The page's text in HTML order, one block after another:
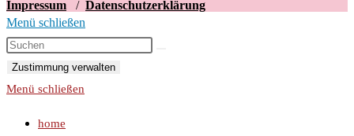
Impressum / Datenschutzerklärung
Menü schließen
Zustimmung verwalten
Menü schließen
home